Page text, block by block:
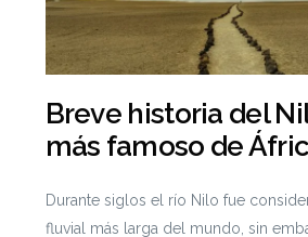
Breve historia del
más famoso de
Durante siglos el río Nilo fue
fluvial más larga del mundo, sin